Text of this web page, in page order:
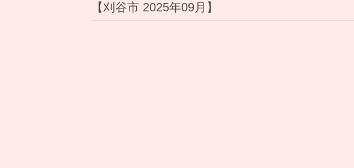
【刈谷市 2025年09月】